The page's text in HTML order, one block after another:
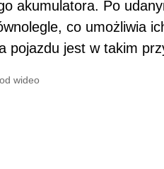
akumulatora. Po
co umożliwia
pojazdu jest w takim
wideo